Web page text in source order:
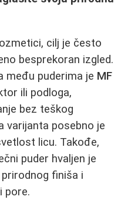
cilj je često
besprekoran izgled.
među puderima je MF
ili podloga,
bez teškog
varijanta posebno je
licu. Takođe,
puder hvaljen je
finiša i
pore.